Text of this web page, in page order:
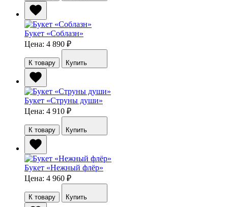
Букет «Соблазн»
Цена: 4 890 ₽
К товару Купить
Букет «Струны души»
Цена: 4 910 ₽
К товару Купить
Букет «Нежный флёр»
Цена: 4 960 ₽
К товару Купить